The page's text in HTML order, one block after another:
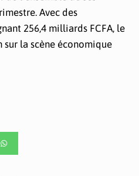
Avec des
256,4 milliards FCFA, le
la scène économique